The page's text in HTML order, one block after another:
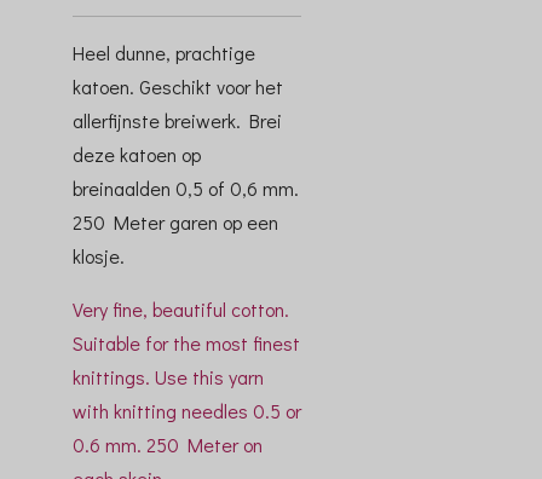
Heel dunne, prachtige
katoen. Geschikt voor het
allerfijnste breiwerk. Brei
deze katoen op
breinaalden 0,5 of 0,6 mm.
250 Meter garen op een
klosje.
Very fine, beautiful cotton.
Suitable for the most finest
knittings. Use this yarn
with knitting needles 0.5 or
0.6 mm. 250 Meter on